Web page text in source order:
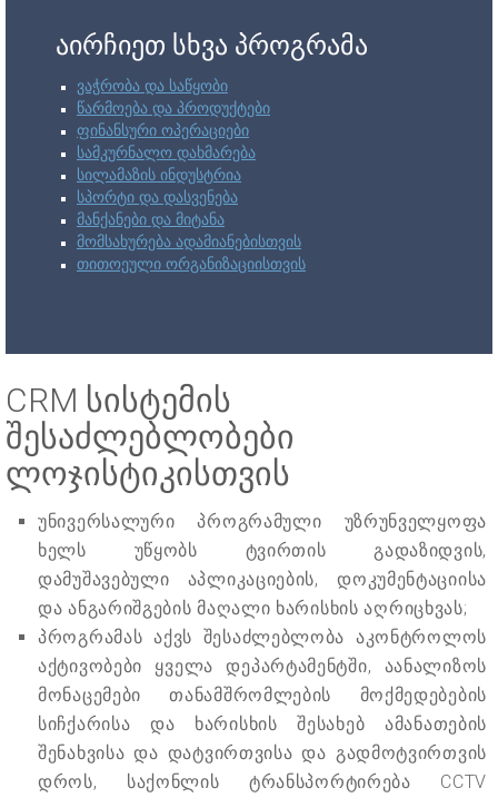
აირჩიეთ სხვა პროგრამა
ვაჭრობა და საწყობი
წარმოება და პროდუქტები
ფინანსური ოპერაციები
სამკურნალო დახმარება
სილამაზის ინდუსტრია
სპორტი და დასვენება
მანქანები და მიტანა
მომსახურება ადამიანებისთვის
თითოეული ორგანიზაციისთვის
CRM სისტემის
შესაძლებლობები
ლოჯისტიკისთვის
უნივერსალური პროგრამული უზრუნველყოფა
ხელს უწყობს ტვირთის გადაზიდვის,
დამუშავებული აპლიკაციების, დოკუმენტაციისა
და ანგარიშგების მაღალი ხარისხის აღრიცხვას;
პროგრამას აქვს შესაძლებლობა აკონტროლოს
აქტივობები ყველა დეპარტამენტში, აანალიზოს
მონაცემები თანამშრომლების მოქმედებების
სიჩქარისა და ხარისხის შესახებ ამანათების
შენახვისა და დატვირთვისა და გადმოტვირთვის
დროს, საქონლის ტრანსპორტირება CCTV